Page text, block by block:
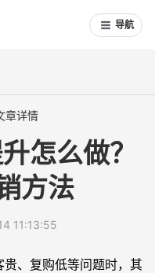
导航
户运营？
哪些小程序引流方法？
转发？
章详情
怎么做？
方法
11:13:55
、复购低等问题时，其